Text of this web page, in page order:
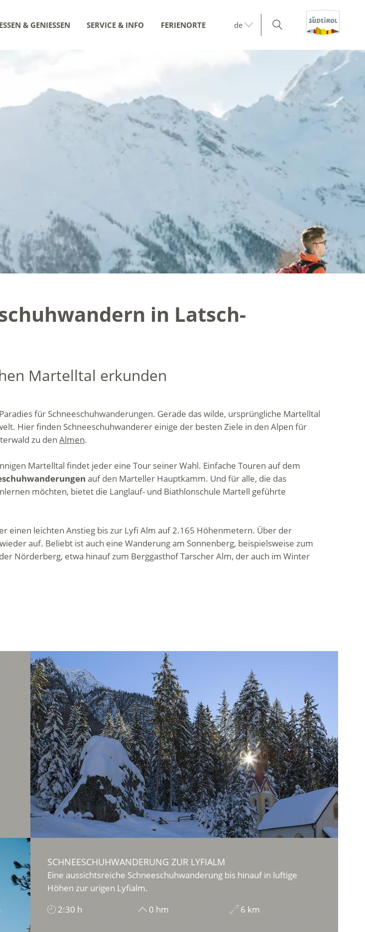
ESSEN & GENIESSEN SERVICE & INFO FERIENORTE de
in Latsch-
Martelltal erkunden
für Schneeschuhwanderungen. Gerade das wilde, ursprüngliche Martelltal
Hier finden Schneeschuhwanderer einige der besten Ziele in den Alpen für
zu den Almen.
Martelltal findet jeder eine Tour seiner Wahl. Einfache Touren auf dem
auf den Marteller Hauptkamm. Und für alle, die das
möchten, bietet die Langlauf- und Biathlonschule Martell geführte
einen leichten Anstieg bis zur Lyfi Alm auf 2.165 Höhenmetern. Über der
auf. Beliebt ist auch eine Wanderung am Sonnenberg, beispielsweise zum
Nörderberg, etwa hinauf zum Berggasthof Tarscher Alm, der auch im Winter
SCHNEESCHUHWANDERUNG ZUR LYFIALM
Eine aussichtsreiche Schneeschuhwanderung bis hinauf in luftige
Höhen zur urigen Lyfialm.
2:30 h
0 hm 6 km